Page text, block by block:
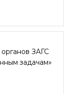
ЗАГС
задачам»